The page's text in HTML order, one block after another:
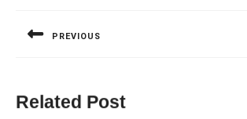
PREVIOUS
Related Post